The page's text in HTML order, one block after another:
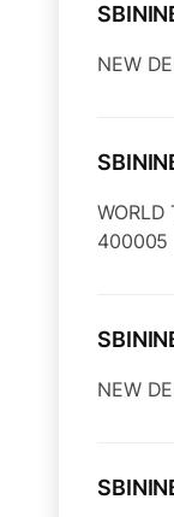
NEW
WORLD
400005
NEW